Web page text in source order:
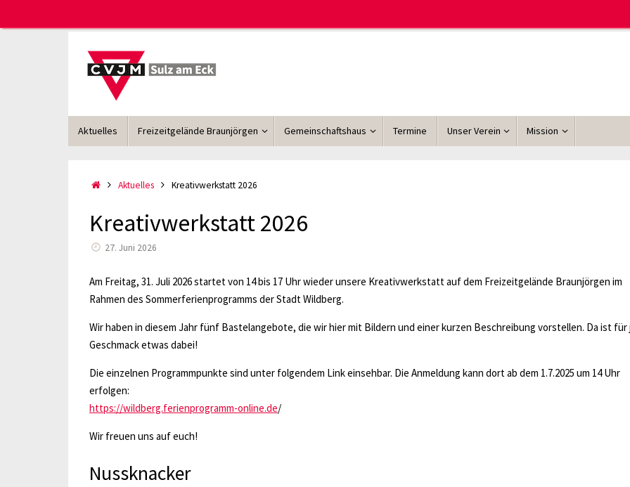
Inhalt
Inhalt
Aktuelles Freizeitgelände Braunjörgen Gemeinschaftshaus Termine Unser Verein Mission
StartAktuelles Kreativwerkstatt 2026
Kreativwerkstatt 2026
27. Juni 2026
Am Freitag, 31. Juli 2026 startet von 14 bis 17 Uhr wieder unsere Kreativwerkstatt auf dem Freizeitgelände Braunjörgen im
Rahmen des Sommerferienprogramms der Stadt Wildberg.
Wir haben in diesem Jahr fünf Bastelangebote, die wir hier mit Bildern und einer kurzen Beschreibung vorstellen. Da ist für
Geschmack etwas dabei!
Die einzelnen Programmpunkte sind unter folgendem Link einsehbar. Die Anmeldung kann dort ab dem 1.7.2025 um 14 Uhr
erfolgen:
https://wildberg.ferienprogramm-online.de/
Wir freuen uns auf euch!
Nussknacker